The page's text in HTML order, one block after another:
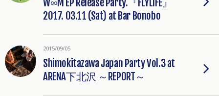
2017. 03.11 (Sat) at Bar Bonobo
2015/09/05
Shimokitazawa Japan Party Vol.3 at
ARENA下北沢 ～REPORT～